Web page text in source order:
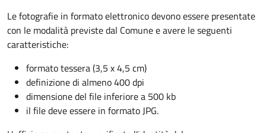
Le fotografie in formato elettronico devono essere presentate
con le modalità previste dal Comune e avere le seguenti
caratteristiche:
formato tessera (3,5 x 4,5 cm)
definizione di almeno 400 dpi
dimensione del file inferiore a 500 kb
il file deve essere in formato JPG.